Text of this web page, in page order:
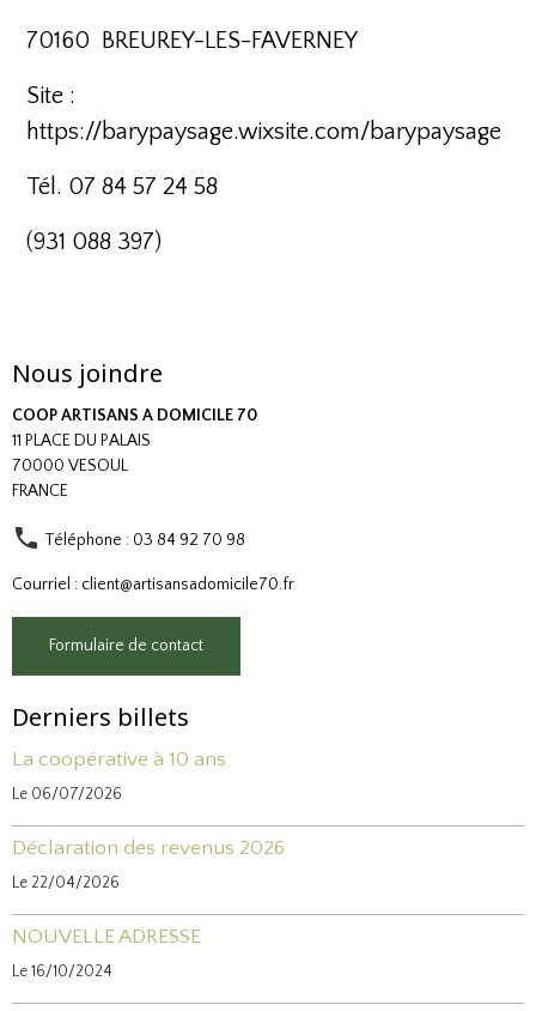
70160 BREUREY-LES-FAVERNEY
Site :
https://barypaysage.wixsite.com/barypaysage
Tél. 07 84 57 24 58
(931 088 397)
Nous joindre
COOP ARTISANS A DOMICILE 70
11 PLACE DU PALAIS
70000 VESOUL
FRANCE
Téléphone : 03 84 92 70 98
Courriel : client@artisansadomicile70.fr
Formulaire de contact
Derniers billets
La coopérative à 10 ans
Le 06/07/2026
Déclaration des revenus 2026
Le 22/04/2026
NOUVELLE ADRESSE
Le 16/10/2024